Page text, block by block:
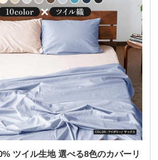
ツイル生地 選べる8色のカバーリ